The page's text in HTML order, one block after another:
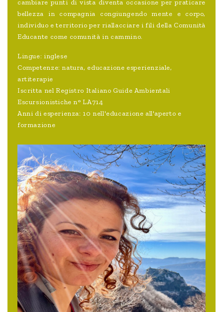
cambiare punti di vista diventa occasione per praticare
bellezza in compagnia congiungendo mente e corpo,
individuo e territorio per riallacciare i fili della Comunità
Educante come comunità in cammino.
Lingue: inglese
Competenze: natura, educazione esperienziale,
artiterapie
Iscritta nel Registro Italiano Guide Ambientali
Escursionistiche n° LA714
Anni di esperienza: 10 nell'educazione all'aperto e
formazione